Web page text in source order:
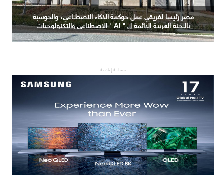
مصر رئيسا لفريقي عمل حوكمة الذكاء الاصطناعي، والحوسبة
باللجنة العربية الدائمة ل " AI " الاصطناعي والتكنولوجيات
البازغة بمجلس الوزراء العرب للاتصالات
مساحة إعلانية